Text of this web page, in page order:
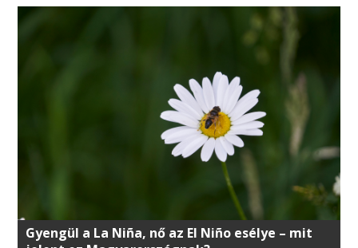
Gyengül a La Niña, nő az El Niño esélye – mit